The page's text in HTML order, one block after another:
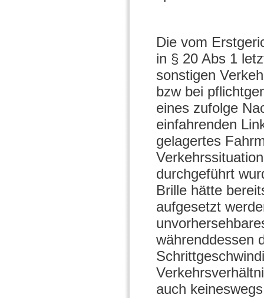
Die vom
in § 20 Abs 1
sonstigen
bzw bei
eines zufolge
einfahrenden
gelagertes
durchgeführt
Brille hätte
aufgesetzt
währenddessen
auch